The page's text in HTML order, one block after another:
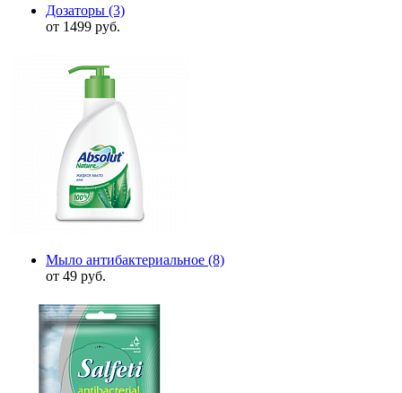
Дозаторы (3)
от 1499 руб.
Мыло антибактериальное (8)
от 49 руб.